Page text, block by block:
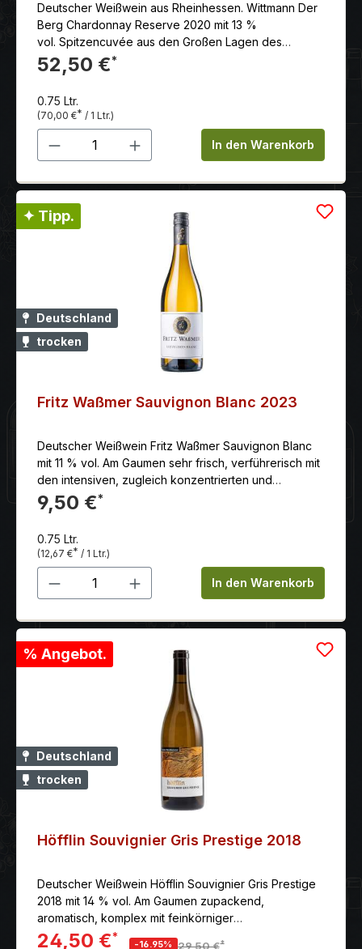
Deutscher Weißwein aus Rheinhessen. Wittmann Der
Berg Chardonnay Reserve 2020 mit 13 %
vol. Spitzencuvée aus den Großen Lagen des
Westhofener Bergs.
52,50 €*
0.75 Ltr.
(70,00 €* / 1 Ltr.)
Produkt Anzahl: Gib denIn den Warenkorb
✦ Tipp.
Deutschland
trocken
Fritz Waßmer Sauvignon Blanc 2023
Deutscher Weißwein Fritz Waßmer Sauvignon Blanc
mit 11 % vol. Am Gaumen sehr frisch, verführerisch mit
den intensiven, zugleich konzentrierten und
vielseitigen typischen Rebsorten Aromen des
Bouquets, fruchtbetont mit frischer und gut
frische verleiht.
9,50 €*
0.75 Ltr.
(12,67 €* / 1 Ltr.)
Produkt Anzahl: Gib denIn den Warenkorb
% Angebot.
Deutschland
trocken
Höfflin Souvignier Gris Prestige 2018
Deutscher Weißwein Höfflin Souvignier Gris Prestige
2018 mit 14 % vol. Am Gaumen zupackend,
aromatisch, komplex mit feinkörniger
Gerbstoffstruktur und angenehmer Viskosität. Klingt
24,50 €*
-16.95% 29,50 €*